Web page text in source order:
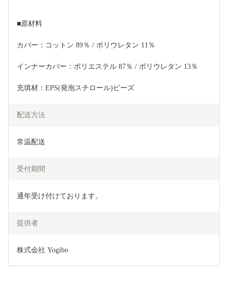
■原材料
カバー：コットン 89％ / ポリウレタン 11％
インナーカバー：ポリエステル 87％ / ポリウレタン 13％
充填材：EPS(発泡スチロール)ビーズ
配送方法
常温配送
受付期間
通年受け付けております。
提供者
株式会社 Yogibo